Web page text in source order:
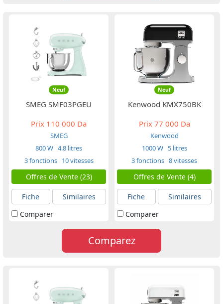
Neuf
SMEG SMF03PGEU
Prix 110 000 Da
SMEG
800 W 4.8 litres
3 fonctions 10 vitesses
Offres de Vente (23)
Fiche
Similaires
Comparer
Neuf
Kenwood KMX750BK
Prix77 000 Da
Kenwood
1000 W 5 litres
3 fonctions 8 vitesses
Offres de Vente (4)
Fiche
Similaires
Comparer
Comparez